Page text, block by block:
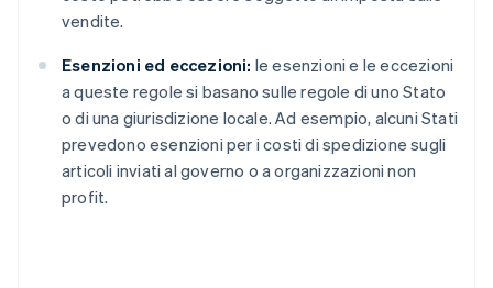
vendite.
Esenzioni ed eccezioni: le esenzioni e le eccezioni
a queste regole si basano sulle regole di uno Stato
o di una giurisdizione locale. Ad esempio, alcuni Stati
prevedono esenzioni per i costi di spedizione sugli
articoli inviati al governo o a organizzazioni non
profit.